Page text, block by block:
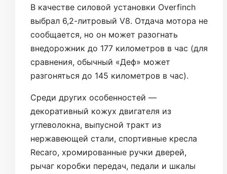
В качестве силовой установки Overfinch
выбрал 6,2-литровый V8. Отдача мотора не
сообщается, но он может разогнать
внедорожник до 177 километров в час (для
сравнения, обычный «Деф» может
разгоняться до 145 километров в час).
Среди других особенностей —
декоративный кожух двигателя из
углеволокна, выпусной тракт из
нержавеющей стали, спортивные кресла
Recaro, хромированные ручки дверей,
рычаг коробки передач, педали и шкалы